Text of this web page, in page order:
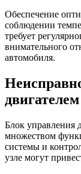
Обеспечение
соблюдении
требует
внимательного
автомобиля.
двигателем
Блок управления
множеством
системы и
узле могут